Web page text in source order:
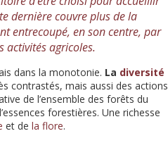
dernière couvre plus de la
entrecoupé, en son centre, par
activités agricoles.
dans la monotonie. La diversité
contrastés, mais aussi des actions
de l’ensemble des forêts du
forestières. Une richesse
et de la flore.